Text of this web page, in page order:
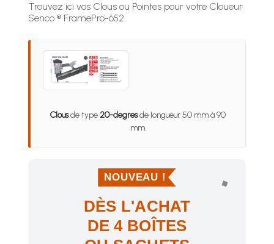
Trouvez ici vos Clous ou Pointes pour votre Cloueur
Senco ® FramePro-652
Clousde type 20-degresde longueur 50 mm à 90
mm.
NOUVEAU !
DÈS L'ACHAT
DE 4 BOÎTES